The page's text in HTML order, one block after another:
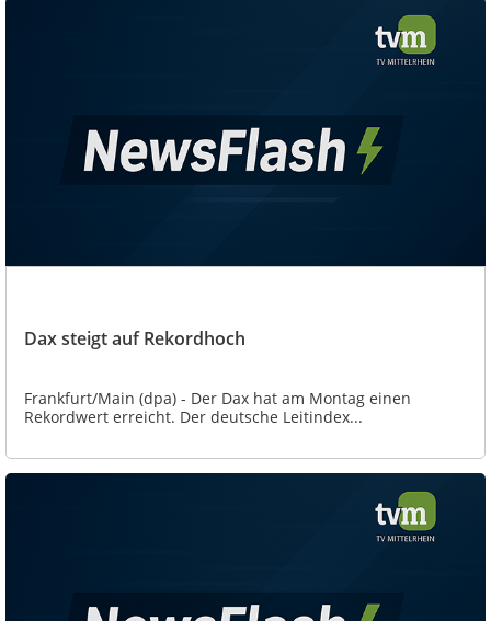
Dax steigt auf Rekordhoch
Frankfurt/Main (dpa) - Der Dax hat am Montag einen
Rekordwert erreicht. Der deutsche Leitindex...